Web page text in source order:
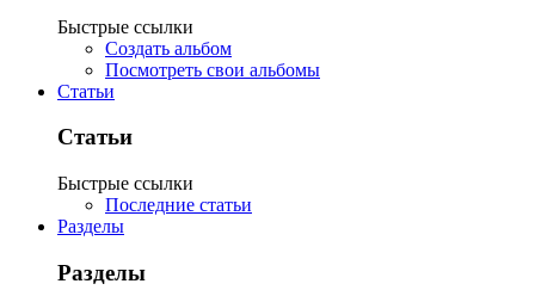
Быстрые ссылки
Создать альбом
Посмотреть свои альбомы
Статьи
Статьи
Быстрые ссылки
Последние статьи
Разделы
Разделы